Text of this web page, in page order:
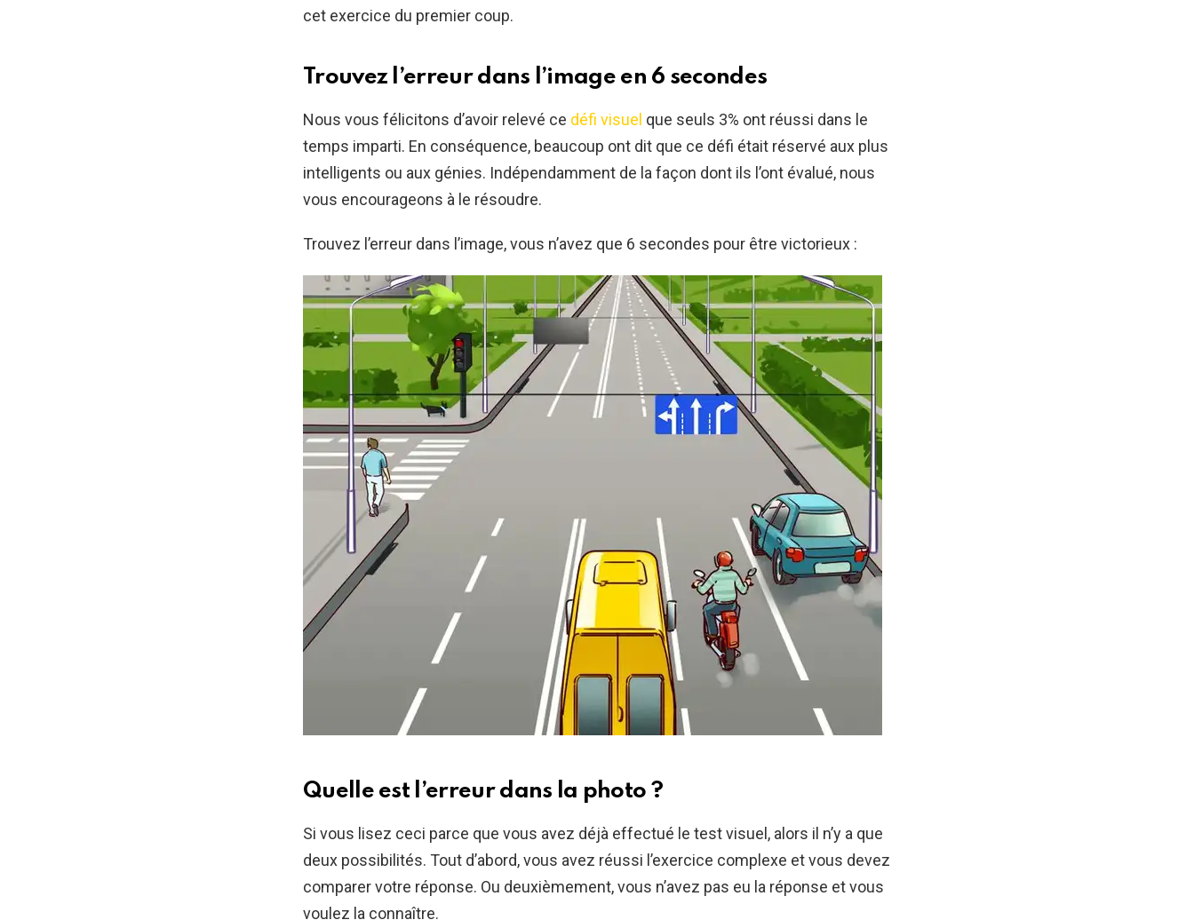
cet exercice du premier coup.
Trouvez l’erreur dans l’image en 6 secondes
Nous vous félicitons d’avoir relevé ce défi visuel que seuls 3% ont réussi dans le
temps imparti. En conséquence, beaucoup ont dit que ce défi était réservé aux plus
intelligents ou aux génies. Indépendamment de la façon dont ils l’ont évalué, nous
vous encourageons à le résoudre.
Trouvez l’erreur dans l’image, vous n’avez que 6 secondes pour être victorieux :
Quelle est l’erreur dans la photo ?
Si vous lisez ceci parce que vous avez déjà effectué le test visuel, alors il n’y a que
deux possibilités. Tout d’abord, vous avez réussi l’exercice complexe et vous devez
comparer votre réponse. Ou deuxièmement, vous n’avez pas eu la réponse et vous
voulez la connaître.